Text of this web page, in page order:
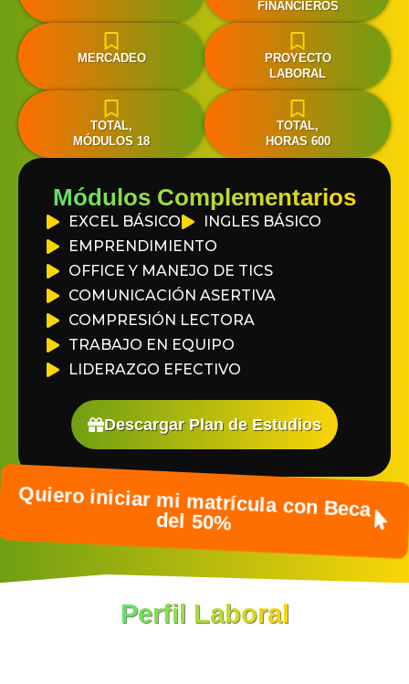
FINANCIEROS
MERCADEO
PROYECTO
LABORAL
TOTAL,
MÓDULOS 18
TOTAL,
HORAS 600
Módulos Complementarios
EXCEL BÁSICO
INGLES BÁSICO
EMPRENDIMIENTO
OFFICE Y MANEJO DE TICS
COMUNICACIÓN ASERTIVA
COMPRESIÓN LECTORA
TRABAJO EN EQUIPO
LIDERAZGO EFECTIVO
Descargar Plan de Estudios
Quiero iniciar mi matrícula con Beca
del 50%
Perfil Laboral